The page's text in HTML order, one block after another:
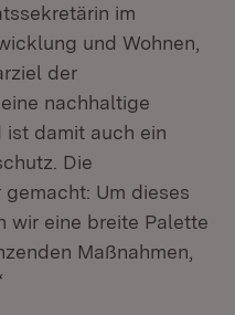
im
und Wohnen,
der
nachhaltige
damit auch ein
Die
Um dieses
wir eine breite Palette
Maßnahmen,